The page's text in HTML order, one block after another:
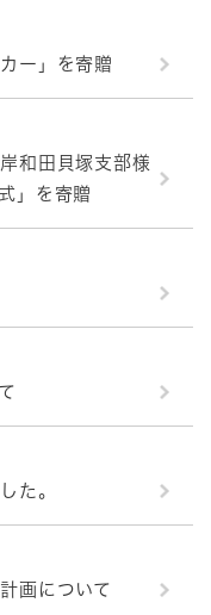
ー」を寄贈
和田貝塚支部様
」を寄贈
た。
画について